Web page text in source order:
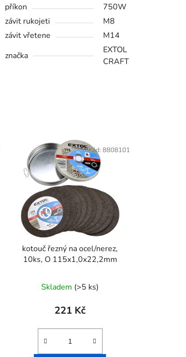
příkon
750W
závit rukojeti
M8
závit vřetene
M14
značka
EXTOL
CRAFT
kotouč řezný na ocel/nerez,
10ks, O 115x1,0x22,2mm
Skladem (>5 ks)
221 Kč
Kód: 8808101